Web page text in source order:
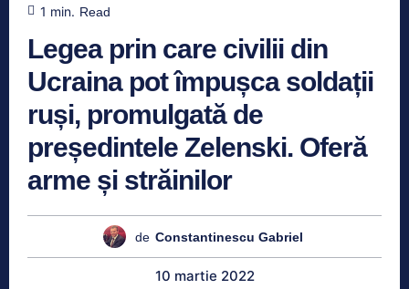
1 min. Read
Legea prin care civilii din
Ucraina pot împușca soldații
ruși, promulgată de
președintele Zelenski. Oferă
arme și străinilor
de Constantinescu Gabriel
10 martie 2022